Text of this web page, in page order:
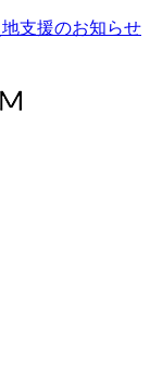
支援のお知らせ